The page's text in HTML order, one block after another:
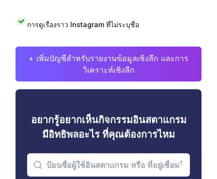
การดูเรื่องราว Instagram ที่ไม่ระบุชื่อ
+ เพิ่มบัญชีสำหรับรายงานข้อมูลเชิงลึก และการ
วิเคราะห์เชิงลึก
อยากรู้อยากเห็นกิจกรรมอินสตาแกรม
มีอิทธิพลอะไร ที่คุณต้องการไหม